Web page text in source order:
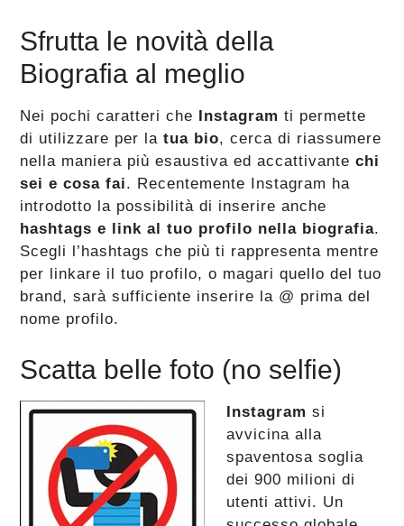
Sfrutta le novità della
Biografia al meglio
Nei pochi caratteri che Instagram ti permette
di utilizzare per latua bio, cerca di riassumere
nella maniera più esaustiva ed accattivante chi
sei e cosa fai. Recentemente Instagram ha
introdotto la possibilità di inserire anche
hashtags e link al tuo profilo nella biografia.
Scegli l’hashtags che più ti rappresenta mentre
per linkare il tuo profilo, o magari quello del tuo
brand, sarà sufficiente inserire la @ prima del
nome profilo.
Scatta belle foto (no selfie)
Instagram si
avvicina alla
spaventosa soglia
dei 900 milioni di
utenti attivi. Un